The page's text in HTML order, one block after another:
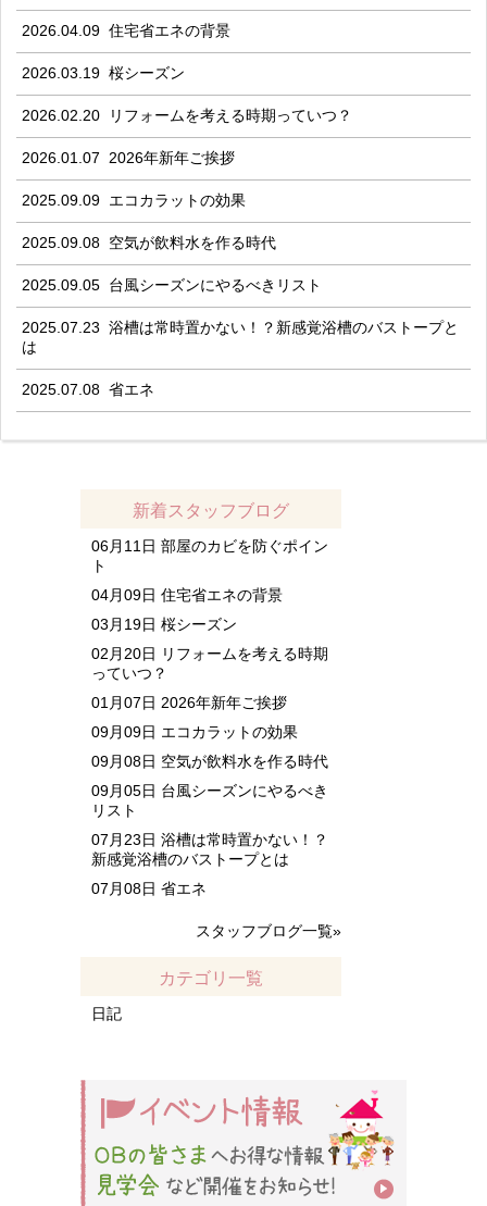
2026.04.09 住宅省エネの背景
2026.03.19 桜シーズン
2026.02.20 リフォームを考える時期っていつ？
2026.01.07 2026年新年ご挨拶
2025.09.09 エコカラットの効果
2025.09.08 空気が飲料水を作る時代
2025.09.05 台風シーズンにやるべきリスト
2025.07.23 浴槽は常時置かない！？新感覚浴槽のバストープと
は
2025.07.08 省エネ
新着スタッフブログ
06月11日 部屋のカビを防ぐポイン
ト
04月09日 住宅省エネの背景
03月19日 桜シーズン
02月20日 リフォームを考える時期
っていつ？
01月07日 2026年新年ご挨拶
09月09日 エコカラットの効果
09月08日 空気が飲料水を作る時代
09月05日 台風シーズンにやるべき
リスト
07月23日 浴槽は常時置かない！？
新感覚浴槽のバストープとは
07月08日 省エネ
スタッフブログ一覧»
カテゴリ一覧
日記